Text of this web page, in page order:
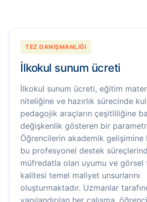
TEZ DANIŞMANLIĞI
İlkokul sunum ücreti
İlkokul sunum ücreti, eğitim
niteliğine ve hazırlık sürecinde
pedagojik araçların çeşitliliğine
değişkenlik gösteren bir
Öğrencilerin akademik gelişimine
bu profesyonel destek
müfredatla olan uyumu ve görsel
kalitesi temel maliyet unsurlarını
oluşturmaktadır. Uzmanlar
yapılandırılan her çalışma,